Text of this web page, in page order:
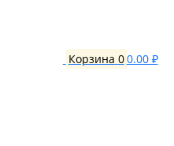
Корзина 00.00 ₽